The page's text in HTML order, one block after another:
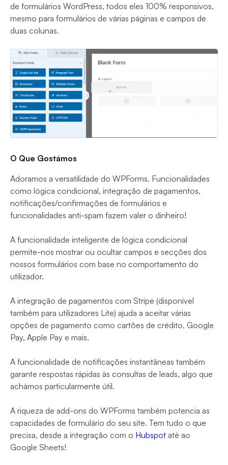
de formulários WordPress, todos eles 100% responsivos,
mesmo para formulários de várias páginas e campos de
duas colunas.
O Que Gostámos
Adoramos a versatilidade do WPForms. Funcionalidades
como lógica condicional, integração de pagamentos,
notificações/confirmações de formulários e
funcionalidades anti-spam fazem valer o dinheiro!
A funcionalidade inteligente de lógica condicional
permite-nos mostrar ou ocultar campos e secções dos
nossos formulários com base no comportamento do
utilizador.
A integração de pagamentos com Stripe (disponível
também para utilizadores Lite) ajuda a aceitar várias
opções de pagamento como cartões de crédito, Google
Pay, Apple Pay e mais.
A funcionalidade de notificações instantâneas também
garante respostas rápidas às consultas de leads, algo que
achámos particularmente útil.
A riqueza de add-ons do WPForms também potencia as
capacidades de formulário do seu site. Tem tudo o que
precisa, desde a integração com o Hubspot até ao
Google Sheets!